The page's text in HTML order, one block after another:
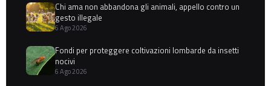
Chi ama non abbandona gli animali, appello contro un
gesto illegale
6 Ago 2026
Fondi per proteggere coltivazioni lombarde da insetti
nocivi
6 Ago 2026